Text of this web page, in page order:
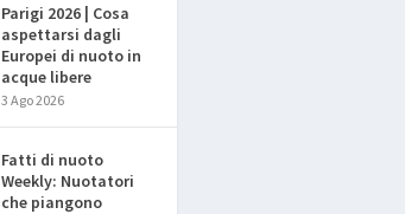
Parigi 2026 | Cosa
aspettarsi dagli
Europei di nuoto in
acque libere
3 Ago 2026
Fatti di nuoto
Weekly: Nuotatori
che piangono